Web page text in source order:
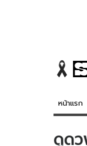
หน้าแรก
ข่าว
ดูดว